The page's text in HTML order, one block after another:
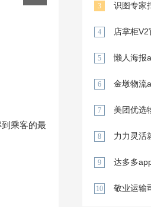
乘客的最
3 识图专家
4 店掌柜
5 懒人海报
6 金墩物流
7 美团优选
8 力力灵活
9 达多多
10 敬业运输